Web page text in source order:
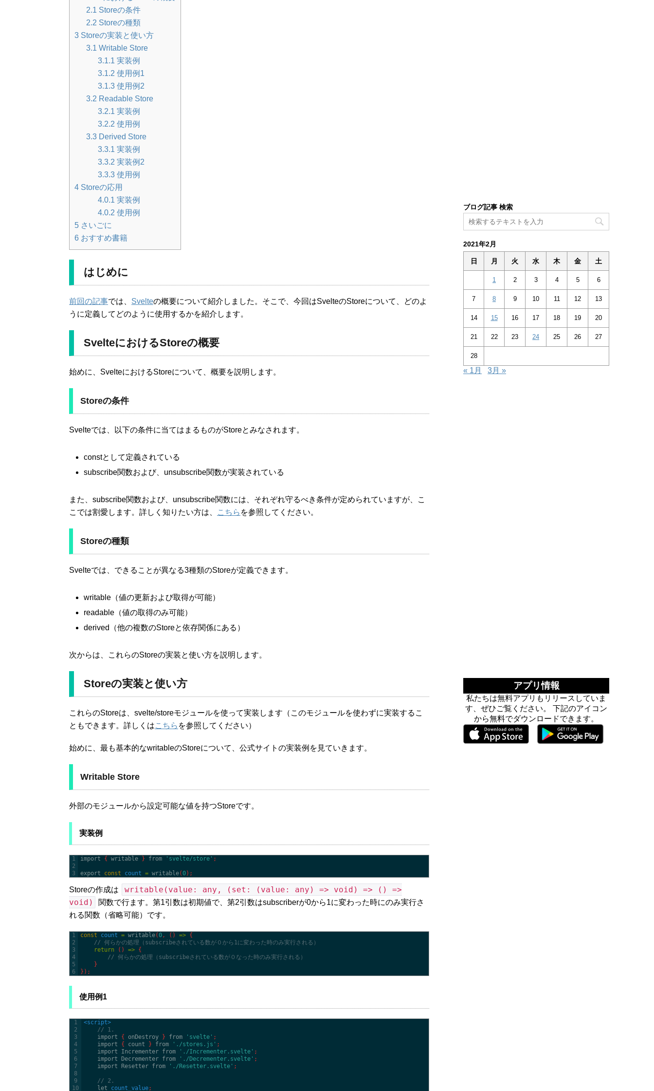
2.1 Storeの条件
2.2 Storeの種類
3 Storeの実装と使い方
3.1 Writable Store
3.1.1 実装例
3.1.2 使用例1
3.1.3 使用例2
3.2 Readable Store
3.2.1 実装例
3.2.2 使用例
3.3 Derived Store
3.3.1 実装例
3.3.2 実装例2
3.3.3 使用例
4 Storeの応用
4.0.1 実装例
4.0.2 使用例
5 さいごに
6 おすすめ書籍
はじめに
前回の記事では、 Svelteの概要について紹介しました。そこで、今回はSvelteのStoreについて、どのよ
うに定義してどのように使用するかを紹介します。
SvelteにおけるStoreの概要
始めに、SvelteにおけるStoreについて、概要を説明します。
Storeの条件
Svelteでは、以下の条件に当てはまるものがStoreとみなされます。
constとして定義されている
subscribe関数および、unsubscribe関数が実装されている
また、subscribe関数および、unsubscribe関数には、それぞれ守るべき条件が定められていますが、こ
こでは割愛します。詳しく知りたい方は、
こちら を参照してください。
Storeの種類
Svelteでは、できることが異なる3種類のStoreが定義できます。
writable（値の更新および取得が可能）
readable（値の取得のみ可能）
derived（他の複数のStoreと依存関係にある）
次からは、これらのStoreの実装と使い方を説明します。
Storeの実装と使い方
これらのStoreは、svelte/storeモジュールを使って実装します（このモジュールを使わずに実装するこ
ともできます。詳しくはこちら を参照してください）
始めに、最も基本的なwritableのStoreについて、公式サイトの実装例を見ていきます。
Writable Store
外部のモジュールから設定可能な値を持つStoreです。
実装例
1
2
3
import { writable } from 'svelte/store' ;
export const count = writable(0) ;
Storeの作成は
writable(value: any, (set: (value: any) => void) => () =>
void)
関数で行ます。第1引数は初期値で、第2引数はsubscriberが0から1に変わった時にのみ実行さ
れる関数（省略可能）です。
1
2
3
4
5
6
const count = writable(0, ( ) => {
// 何らかの処理（subscribeされている数が０から1に変わった時のみ実行される）
return
( ) => {
// 何らかの処理（subscribeされている数が０なった時のみ実行される）
}
} ) ;
使用例1
1
2
3
4
5
6
7
8
9
10
<script>
// 1.
import
{ onDestroy } from 'svelte' ;
import
{ count } from './stores.js' ;
import Incrementer from './Incrementer.svelte' ;
import
Decrementer from './Decrementer.svelte' ;
import
Resetter from './Resetter.svelte' ;
// 2.
let count_value;
ブログ記事 検索
2021年2月
日 月 火 水 木 金 土
1 2 3 4 5 6
7 8 9 10 11 12 13
14 15 16 17 18 19 20
21 22 23 24 25 26 27
28
« 1月 3月 »
アプリ情報
私たちは無料アプリもリリースしていま
す、ぜひご覧ください。 下記のアイコン
から無料でダウンロードできます。